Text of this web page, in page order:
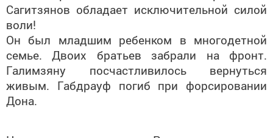
воли!
Он был младшим ребенком в многодетной
семье. Двоих братьев забрали на фронт.
Галимзяну посчастливилось вернуться
живым. Габдрауф погиб при форсировании
Дона.